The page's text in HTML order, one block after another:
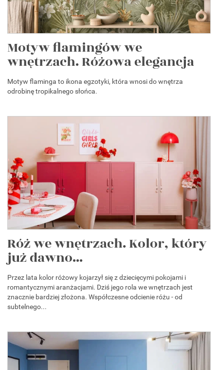
Motyw flamingów we
wnętrzach. Różowa elegancja
Motyw flaminga to ikona egzotyki, która wnosi do wnętrza
odrobinę tropikalnego słońca.
Róż we wnętrzach. Kolor, który
już dawno...
Przez lata kolor różowy kojarzył się z dziecięcymi pokojami i
romantycznymi aranżacjami. Dziś jego rola we wnętrzach jest
znacznie bardziej złożona. Współczesne odcienie różu - od
subtelnego...